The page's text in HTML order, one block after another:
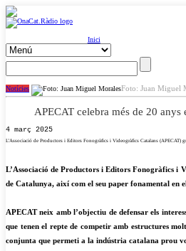
Inici
Notícies Foto: Juan Miguel
APECAT celebra més de 20
4 març 2025
L’Associació de Productors i Editors Fonogràfics i Videogràfics Catalans (APECAT)
L’Associació de Productors i Editors Fonogràfics i
de Catalunya, així com el seu paper fonamental en
APECAT neix amb l’objectiu de defensar els
que tenen el repte de competir amb estructures
conjunta que permeti a la indústria catalana prou